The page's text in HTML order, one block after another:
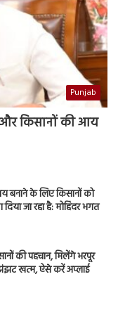
Punjab
और किसानों की आय
बनाने के लिए किसानों को
जा रहा है: मोहिंदर भगत
की पहचान, मिलेंगे भरपूर
झंझट खत्म, ऐसे करें अप्लाई